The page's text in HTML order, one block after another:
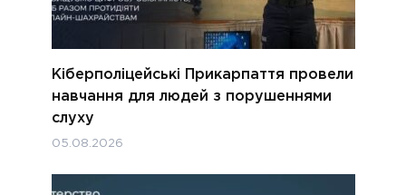
Кіберполіцейські Прикарпаття провели
навчання для людей з порушеннями
слуху
05.08.2026